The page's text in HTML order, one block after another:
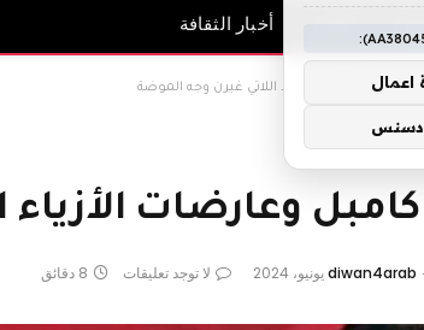
أخبار الثقافة
وعارضات الأزياء السود اللاتي غيرن وجه الموضة
وعارضات
diwan4arab لا توجد تعليقات 8 دقائق
اعمال
ادسنس